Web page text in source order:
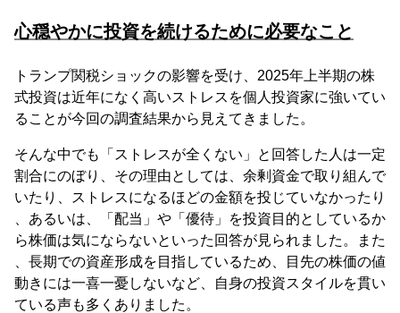
心穏やかに投資を続けるために必要なこと
トランプ関税ショックの影響を受け、2025年上半期の株
式投資は近年になく高いストレスを個人投資家に強いてい
ることが今回の調査結果から見えてきました。
そんな中でも「ストレスが全くない」と回答した人は一定
割合にのぼり、その理由としては、余剰資金で取り組んで
いたり、ストレスになるほどの金額を投じていなかったり
、あるいは、「配当」や「優待」を投資目的としているか
ら株価は気にならないといった回答が見られました。また
、長期での資産形成を目指しているため、目先の株価の値
動きには一喜一憂しないなど、自身の投資スタイルを貫い
ている声も多くありました。